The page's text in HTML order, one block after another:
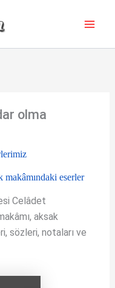
olma
makâmındaki eserler
Celâdet
aksak
sözleri, notaları ve